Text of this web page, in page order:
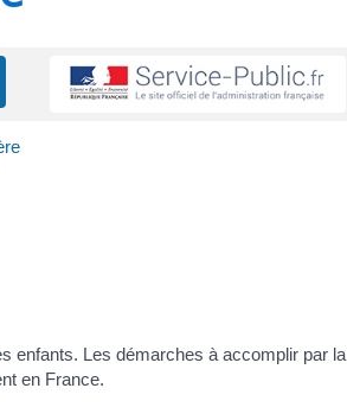
enfants. Les démarches à accomplir par la
en France.